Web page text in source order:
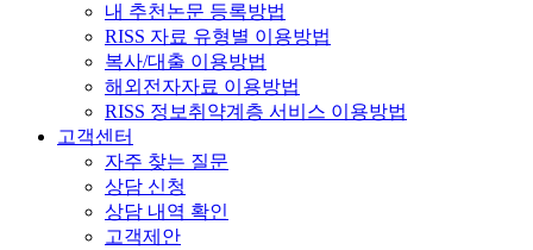
내 추천논문 등록방법
RISS 자료 유형별 이용방법
복사/대출 이용방법
해외전자자료 이용방법
RISS 정보취약계층 서비스 이용방법
고객센터
자주 찾는 질문
상담 신청
상담 내역 확인
고객제안